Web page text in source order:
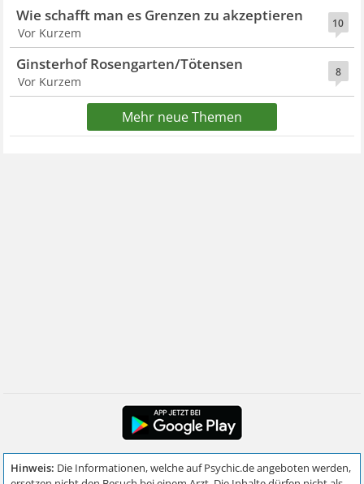
10
Wie schafft man es Grenzen zu akzeptieren
Vor Kurzem
8
Ginsterhof Rosengarten/Tötensen
Vor Kurzem
Mehr neue Themen